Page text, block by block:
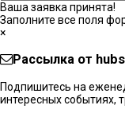
Ваша заявка принята!
Заполните все поля
×
Рассылка от
Подпишитесь на
интересных событиях,